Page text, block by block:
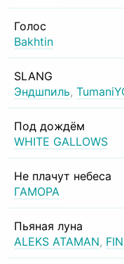
Голос
Bakhtin
SLANG
Эндшпиль,
Под дождём
WHITE GALLOWS
Не плачут небеса
ГАМОРА
Пьяная луна
ALEKS ATAMAN,